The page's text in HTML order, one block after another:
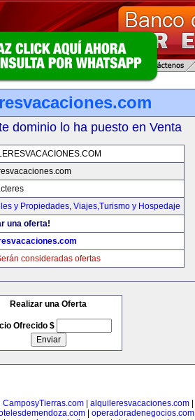
dominio lo ha puesto en Venta
y Propiedades, Viajes,Turismo y Hospedaje
una oferta!
consideradas ofertas
Realizar una Oferta
Ofrecido $
CamposyTierras.com alquileresvacaciones.com
operadoradenegocios.com